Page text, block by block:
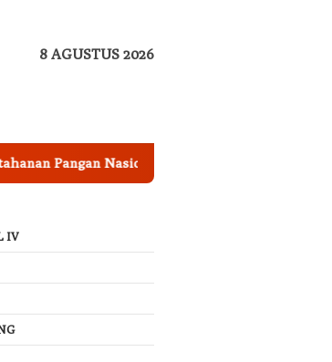
8 AGUSTUS 2026
Pangan Nasional, Pemkab Garut Harus Peka
IV